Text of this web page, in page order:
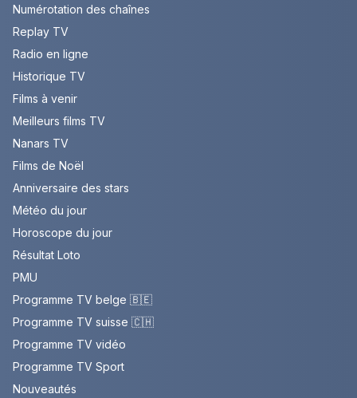
Numérotation des chaînes
Replay TV
Radio en ligne
Historique TV
Films à venir
Meilleurs films TV
Nanars TV
Films de Noël
Anniversaire des stars
Météo du jour
Horoscope du jour
Résultat Loto
PMU
Programme TV belge 🇧🇪
Programme TV suisse 🇨🇭
Programme TV vidéo
Programme TV Sport
Nouveautés